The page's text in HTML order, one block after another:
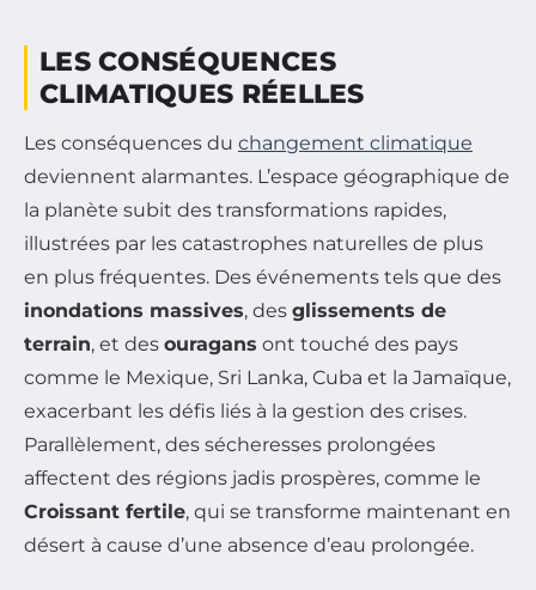
LES CONSÉQUENCES
CLIMATIQUES RÉELLES
Les conséquences du changement climatique
deviennent alarmantes. L’espace géographique de
la planète subit des transformations rapides,
illustrées par les catastrophes naturelles de plus
en plus fréquentes. Des événements tels que des
inondations massives, des glissements de
terrain, et des ouragans ont touché des pays
comme le Mexique, Sri Lanka, Cuba et la Jamaïque,
exacerbant les défis liés à la gestion des crises.
Parallèlement, des sécheresses prolongées
affectent des régions jadis prospères, comme le
Croissant fertile, qui se transforme maintenant en
désert à cause d’une absence d’eau prolongée.